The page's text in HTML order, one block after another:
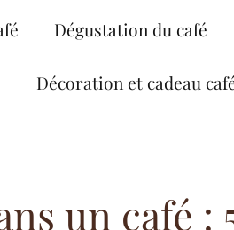
Dégustation du café
Décoration et cadeau
un café :